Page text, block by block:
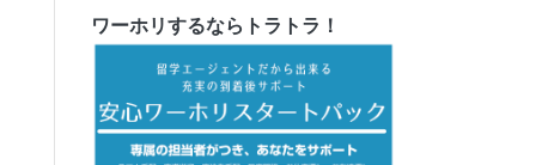
ワーホリするならトラトラ！